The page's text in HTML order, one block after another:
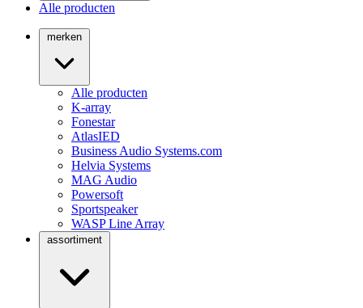
Alle producten
merken
Alle producten
K-array
Fonestar
AtlasIED
Business Audio Systems.com
Helvia Systems
MAG Audio
Powersoft
Sportspeaker
WASP Line Array
assortiment